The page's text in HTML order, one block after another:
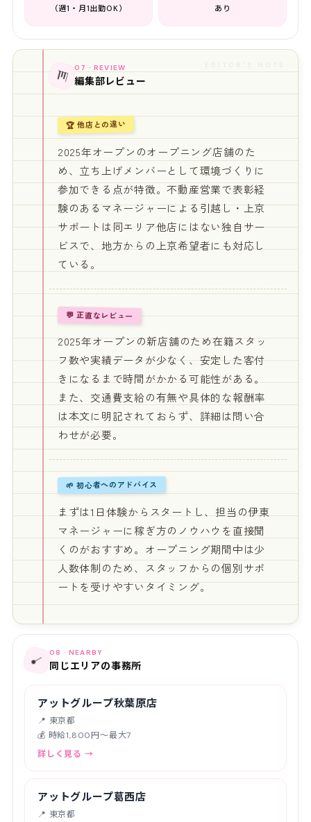
（週1・月1出勤OK） あり
📊 07 · REVIEW
編集部レビュー
🏆 他店との違い
2025年オープンのオープニング店舗のた
め、立ち上げメンバーとして環境づくりに
参加できる点が特徴。不動産営業で表彰経
験のあるマネージャーによる引越し・上京
サポートは同エリア他店にはない独自サー
ビスで、地方からの上京希望者にも対応し
ている。
💬 正直なレビュー
2025年オープンの新店舗のため在籍スタッ
フ数や実績データが少なく、安定した客付
きになるまで時間がかかる可能性がある。
また、交通費支給の有無や具体的な報酬率
は本文に明記されておらず、詳細は問い合
わせが必要。
🌱 初心者へのアドバイス
まずは1日体験からスタートし、担当の伊東
マネージャーに稼ぎ方のノウハウを直接聞
くのがおすすめ。オープニング期間中は少
人数体制のため、スタッフからの個別サポ
ートを受けやすいタイミング。
📍 08 · NEARBY
同じエリアの事務所
アットグループ秋葉原店
📍 東京都
💰 時給1,800円〜最大7
詳しく見る →
アットグループ葛西店
📍 東京都